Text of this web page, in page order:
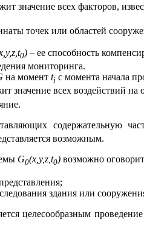
значение всех факторов,
точек или областей
y,z t0) – ее способность
мониторинга.
на момент ti с момента начала
значение всех воздействий
содержательную
возможным.
G0(x y,z t0) возможно
здания или
целесообразным